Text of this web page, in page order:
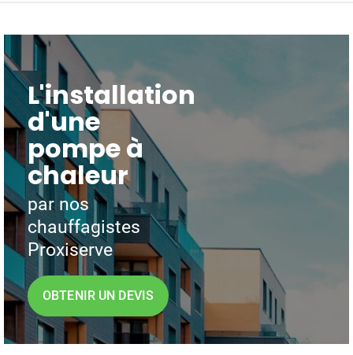
L'installation
d'une
pompe à
chaleur
par nos
chauffagistes
Proxiserve
OBTENIR UN DEVIS